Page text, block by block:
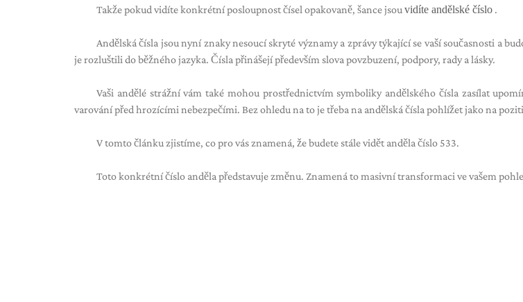
Takže pokud vidíte konkrétní posloupnost čísel opakovaně, šance jsou vidíte andělské číslo .
Andělská čísla jsou nyní znaky nesoucí skryté významy a zprávy týkající se vaší současnosti a
je rozluštili do běžného jazyka. Čísla přinášejí především slova povzbuzení, podpory, rady a lásky.
Vaši andělé strážní vám také mohou prostřednictvím symboliky andělského čísla zasílat
varování před hrozícími nebezpečími. Bez ohledu na to je třeba na andělská čísla pohlížet jako na
V tomto článku zjistíme, co pro vás znamená, že budete stále vidět anděla číslo 533.
Toto konkrétní číslo anděla představuje změnu. Znamená to masivní transformaci ve vašem